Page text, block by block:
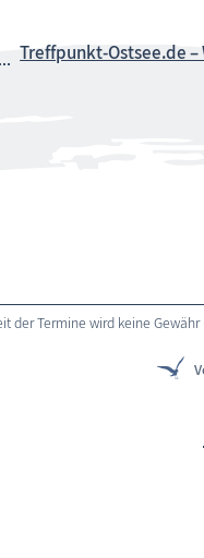
Treffpunkt-Ostsee.de
der Termine wird keine